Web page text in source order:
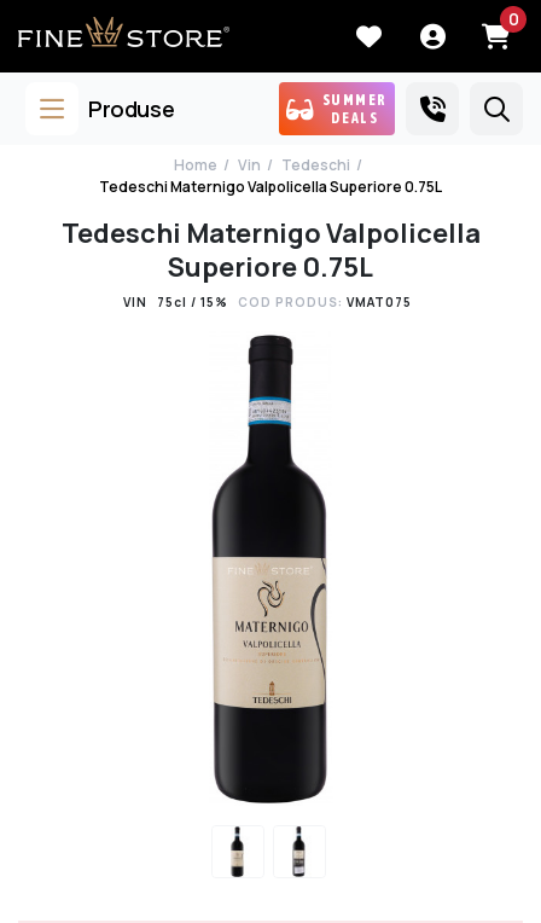
0
Produse
SUMMER
DEALS
Home Vin
Tedeschi
Tedeschi Maternigo Valpolicella Superiore 0.75L
Tedeschi Maternigo Valpolicella
Superiore 0.75L
VIN 75cl / 15% COD PRODUS: VMAT075